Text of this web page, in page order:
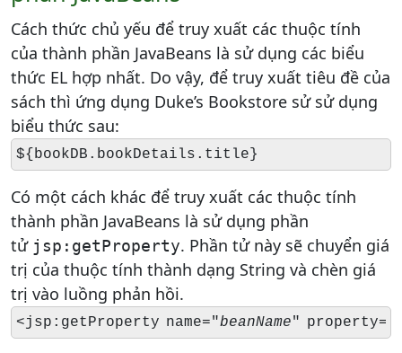
Cách thức chủ yếu để truy xuất các thuộc tính
của thành phần JavaBeans là sử dụng các biểu
thức EL hợp nhất. Do vậy, để truy xuất tiêu đề của
sách thì ứng dụng Duke’s Bookstore sử sử dụng
biểu thức sau:
${bookDB.bookDetails.title}
Có một cách khác để truy xuất các thuộc tính
thành phần JavaBeans là sử dụng phần
tử jsp:getProperty. Phần tử này sẽ chuyển giá
trị của thuộc tính thành dạng String và chèn giá
trị vào luồng phản hồi.
<jsp:getProperty name="beanName" property="